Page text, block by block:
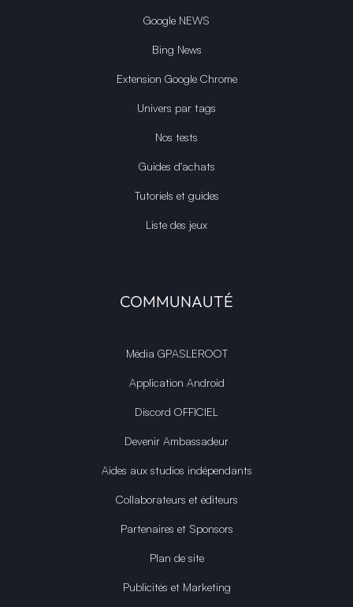
Google NEWS
Bing News
Extension Google Chrome
Univers par tags
Nos tests
Guides d'achats
Tutoriels et guides
Liste des jeux
COMMUNAUTÉ
Média GPASLEROOT
Application Android
Discord OFFICIEL
Devenir Ambassadeur
Aides aux studios indépendants
Collaborateurs et éditeurs
Partenaires et Sponsors
Plan de site
Publicités et Marketing